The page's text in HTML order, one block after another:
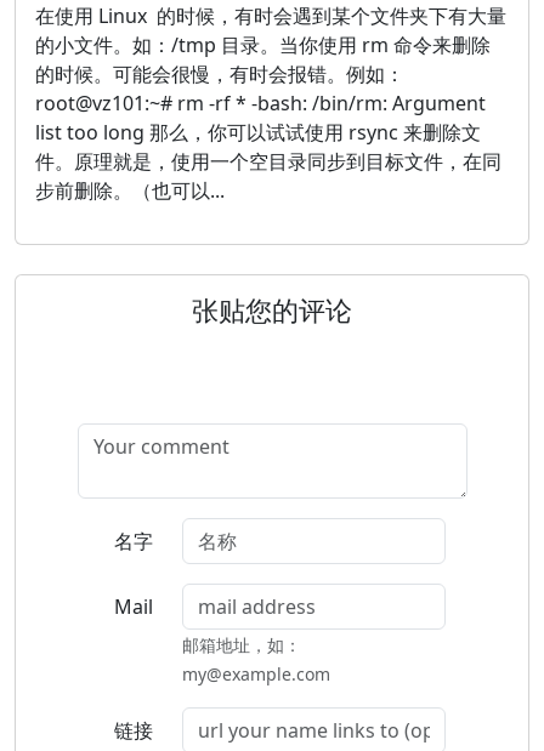
在使用 Linux 的时候，有时会遇到某个文件夹下有大量
的小文件。如：/tmp 目录。当你使用 rm 命令来删除
的时候。可能会很慢，有时会报错。例如：
root@vz101:~# rm -rf * -bash: /bin/rm: Argument
list too long 那么，你可以试试使用 rsync 来删除文
件。原理就是，使用一个空目录同步到目标文件，在同
步前删除。（也可以...
张贴您的评论
名字
Mail
邮箱地址，如：
my@example.com
链接